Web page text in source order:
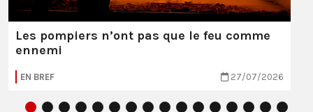
Les pompiers n’ont pas que le feu comme
ennemi
EN BREF 27/07/2026